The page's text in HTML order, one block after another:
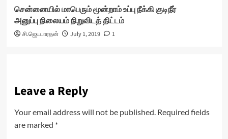
சென்னையில் மாபெரும் மூன்றாம் உப்பு நீக்கி குடிநீர்
அனுப்பு நிலையம் நிறுவிடத் திட்டம்
சி.ஜெயபாரதன் July 1, 2019 1
Leave a Reply
Your email address will not be published. Required fields
are marked *